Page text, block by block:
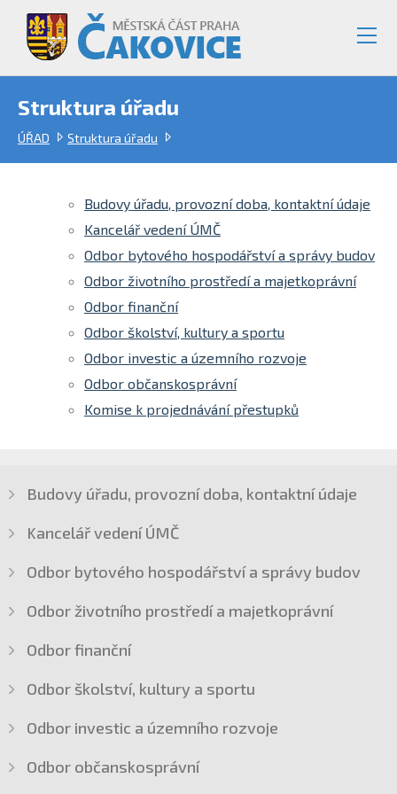
Struktura úřadu
ÚŘAD Struktura úřadu
Budovy úřadu, provozní doba, kontaktní údaje
Kancelář vedení ÚMČ
Odbor bytového hospodářství a správy budov
Odbor životního prostředí a majetkoprávní
Odbor finanční
Odbor školství, kultury a sportu
Odbor investic a územního rozvoje
Odbor občanskosprávní
Komise k projednávání přestupků
Budovy úřadu, provozní doba, kontaktní údaje
Kancelář vedení ÚMČ
Odbor bytového hospodářství a správy budov
Odbor životního prostředí a majetkoprávní
Odbor finanční
Odbor školství, kultury a sportu
Odbor investic a územního rozvoje
Odbor občanskosprávní